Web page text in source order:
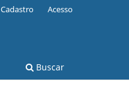
Buscar
Cadastro Acesso